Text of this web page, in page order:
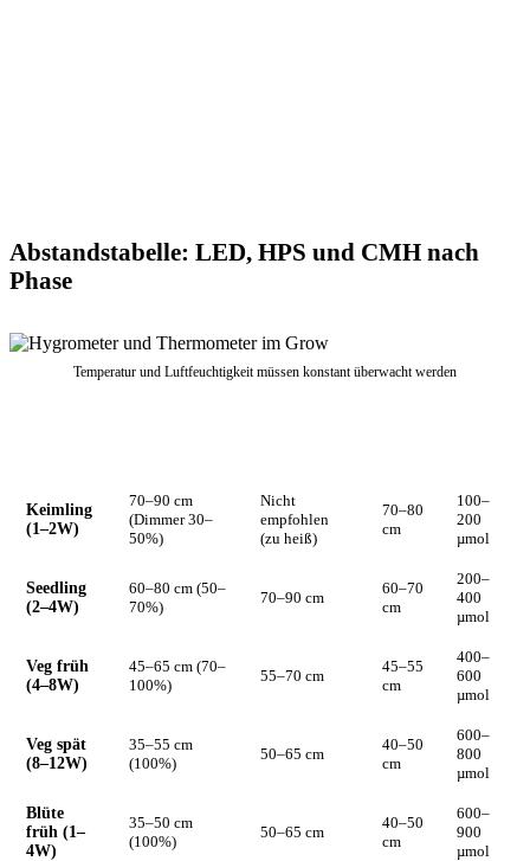
Abstandstabelle: LED, HPS und CMH nach
Phase
Temperatur und Luftfeuchtigkeit müssen konstant überwacht werden
Keimling
(1–2W)
70–90 cm
(Dimmer 30–
50%)
Nicht
empfohlen
(zu heiß)
70–80
cm
100–
200
µmol
Seedling
(2–4W)
60–80 cm (50–
70%)
70–90 cm
60–70
cm
200–
400
µmol
Veg früh
(4–8W)
45–65 cm (70–
100%)
55–70 cm
45–55
cm
400–
600
µmol
Veg spät
(8–12W)
35–55 cm
(100%)
50–65 cm
40–50
cm
600–
800
µmol
Blüte
früh (1–
4W)
35–50 cm
(100%)
50–65 cm
40–50
cm
600–
900
µmol